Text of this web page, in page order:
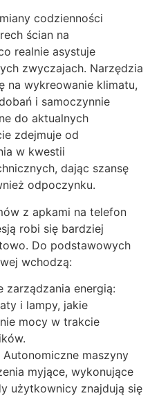
codzienności
ścian na
realnie asystuje
zwyczajach. Narzędzia
na wykreowanie klimatu,
i samoczynnie
do aktualnych
zdejmuje od
w kwestii
dając szansę
odpoczynku.
z apkami na telefon
robi się bardziej
Do podstawowych
wchodzą:
zarządzania energią:
i lampy, jakie
mocy w trakcie
Autonomiczne maszyny
myjące, wykonujące
użytkownicy znajdują się